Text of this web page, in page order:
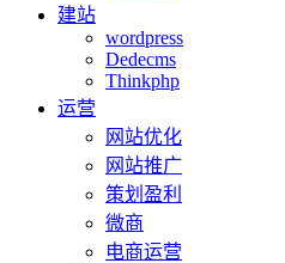
建站
wordpress
Dedecms
Thinkphp
运营
网站优化
网站推广
策划盈利
微商
电商运营